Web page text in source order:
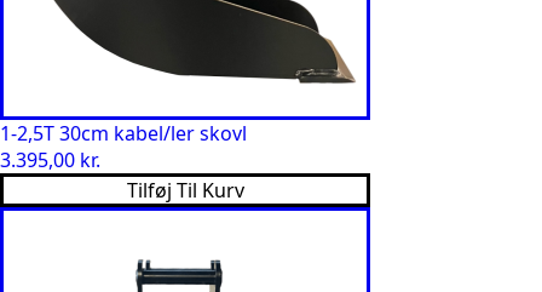
1-2,5T 30cm kabel/ler skovl
3.395,00 kr.
Tilføj Til Kurv